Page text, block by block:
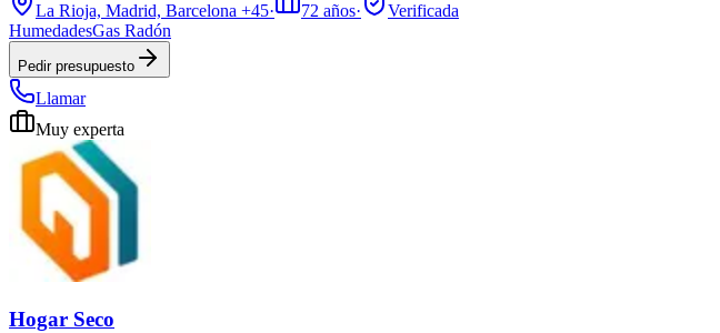
La Rioja, Madrid, Barcelona +45· 72 años·
Verificada
HumedadesGas Radón
Pedir presupuesto
Llamar
Muy experta
Hogar Seco